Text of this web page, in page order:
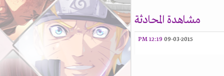
مشاهدة المحادثة
09-03-2015
12:19 PM